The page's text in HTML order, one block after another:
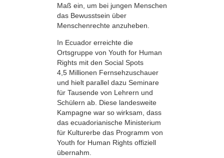
Maß ein, um bei jungen Menschen
das Bewusstsein über
Menschenrechte anzuheben.
In Ecuador erreichte die
Ortsgruppe von Youth for Human
Rights mit den Social Spots
4,5 Millionen Fernsehzuschauer
und hielt parallel dazu Seminare
für Tausende von Lehrern und
Schülern ab. Diese landesweite
Kampagne war so wirksam, dass
das ecuadorianische Ministerium
für Kulturerbe das Programm von
Youth for Human Rights offiziell
übernahm.